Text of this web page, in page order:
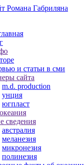
и статьи в сми
сайта
m.d. production
унция
югпласт
океания
сведения
австралия
меланезия
микронезия
полинезия